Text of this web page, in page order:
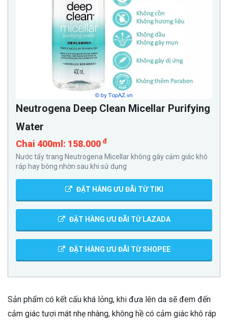
Neutrogena Deep Clean Micellar Purifying
Water
Chai 400ml: 158.000 đ
Nước tẩy trang Neutrogena Micellar không gây cảm giác khô
ráp hay bóng nhờn sau khi sử dụng
ĐẶT HÀNG ƯU ĐÃi TỪ TIKI
ĐẶT HÀNG ƯU ĐÃI TỪ LAZADA
ĐẶT HÀNG ƯU ĐÃI TỪ SHOPEE
Sản phẩm có kết cấu khá lỏng, khi đưa lên da sẽ đem đến
cảm giác tươi mát nhẹ nhàng, không hề có cảm giác khô ráp